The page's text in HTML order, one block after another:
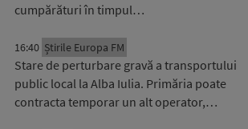
cumpărături în timpul…
16:40 Știrile Europa FM
Stare de perturbare gravă a transportului
public local la Alba Iulia. Primăria poate
contracta temporar un alt operator,…